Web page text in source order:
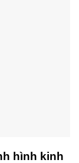
hình kinh